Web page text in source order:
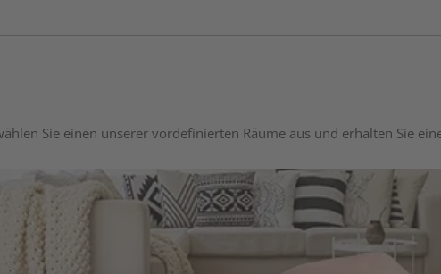
Sie einen unserer vordefinierten Räume aus und erhalten Sie